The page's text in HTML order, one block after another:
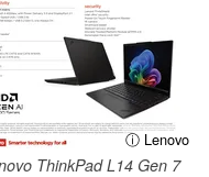
ⓘ Lenovo
ThinkPad L14 Gen 7